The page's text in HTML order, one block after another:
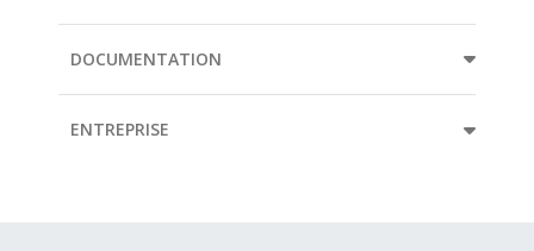
DOCUMENTATION
ENTREPRISE